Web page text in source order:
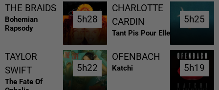
THE BRAIDS
Bohemian
Rapsody
5h28
5h28
CHARLOTTE
CARDIN
Tant Pis Pour Elle
5h25
5h25
TAYLOR
SWIFT
The Fate Of
5h22
5h22
OFENBACH
Katchi 5h19
5h19